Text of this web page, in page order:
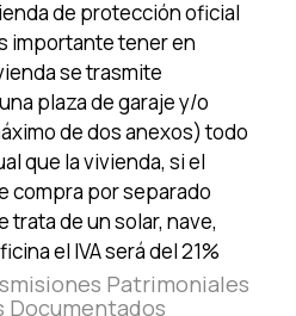
de protección oficial
importante tener en
se trasmite
plaza de garaje y/o
de dos anexos) todo
que la vivienda, si el
compra por separado
trata de un solar, nave,
el IVA será del 21%
Patrimoniales
Documentados